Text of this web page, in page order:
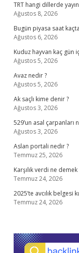
TRT hangi dillerde
Ağustos 8, 2026
Bugün piyasa saat
Ağustos 6, 2026
Kuduz hayvan kaç gün
Ağustos 5, 2026
Avaz nedir ?
Ağustos 5, 2026
Ak saçlı kime denir ?
Ağustos 3, 2026
529’un asal çarpanları
Ağustos 3, 2026
Aslan portali nedir ?
Temmuz 25, 2026
Karşılık verdi ne demek
Temmuz 24, 2026
2025’te avcılık belgesi
Temmuz 24, 2026